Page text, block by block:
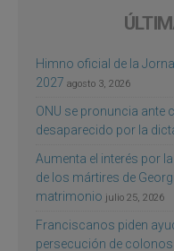
Himno oficial de la
2027 agosto 3, 2026
ONU se pronuncia
desaparecido por la
Aumenta el interés por
de los mártires de
matrimonio julio 25, 2026
Franciscanos piden
persecución de